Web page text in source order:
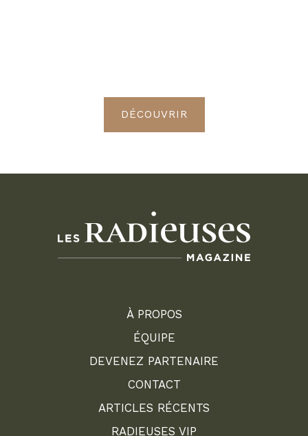
DÉCOUVRIR
À PROPOS
ÉQUIPE
DEVENEZ PARTENAIRE
CONTACT
ARTICLES RÉCENTS
RADIEUSES VIP